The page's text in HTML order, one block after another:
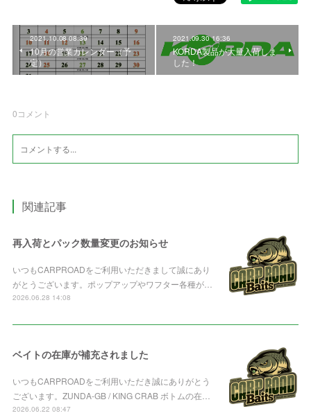
2021.10.08 08:39
10月の営業カレンダー（予
定）
2021.09.30 16:36
KORDA製品が大量入荷しま
した！
0コメント
関連記事
再入荷とパック数量変更のお知らせ
いつもCARPROADをご利用いただきまして誠にあり
がとうございます。ポップアップやワフター各種が…
2026.06.28 14:08
ベイトの在庫が補充されました
いつもCARPROADをご利用いただき誠にありがとう
ございます。ZUNDA-GB / KING CRAB ボトムの在…
2026.06.22 08:47